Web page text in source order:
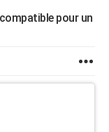
pour un